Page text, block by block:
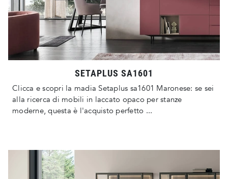
SETAPLUS SA1601
Clicca e scopri la madia Setaplus sa1601 Maronese: se sei
alla ricerca di mobili in laccato opaco per stanze
moderne, questa è l'acquisto perfetto ...